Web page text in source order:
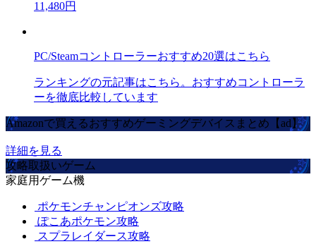
11,480円
PC/Steamコントローラーおすすめ20選はこちら
ランキングの元記事はこちら。おすすめコントローラ
ーを徹底比較しています
Amazonで買えるおすすめゲーミングデバイスまとめ【ad】
詳細を見る
攻略取扱いゲーム
家庭用ゲーム機
ポケモンチャンピオンズ攻略
ぽこあポケモン攻略
スプラレイダース攻略